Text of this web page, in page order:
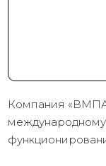
Компания
международному